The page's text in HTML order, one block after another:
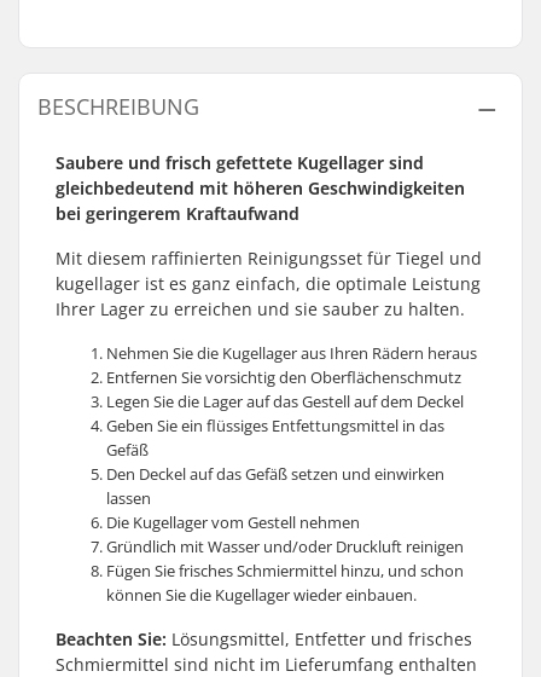
BESCHREIBUNG
Saubere und frisch gefettete Kugellager sind
gleichbedeutend mit höheren Geschwindigkeiten
bei geringerem Kraftaufwand
Mit diesem raffinierten Reinigungsset für Tiegel und
kugellager ist es ganz einfach, die optimale Leistung
Ihrer Lager zu erreichen und sie sauber zu halten.
Nehmen Sie die Kugellager aus Ihren Rädern heraus
Entfernen Sie vorsichtig den Oberflächenschmutz
Legen Sie die Lager auf das Gestell auf dem Deckel
Geben Sie ein flüssiges Entfettungsmittel in das
Gefäß
Den Deckel auf das Gefäß setzen und einwirken
lassen
Die Kugellager vom Gestell nehmen
Gründlich mit Wasser und/oder Druckluft reinigen
Fügen Sie frisches Schmiermittel hinzu, und schon
können Sie die Kugellager wieder einbauen.
Beachten Sie: Lösungsmittel, Entfetter und frisches
Schmiermittel sind nicht im Lieferumfang enthalten